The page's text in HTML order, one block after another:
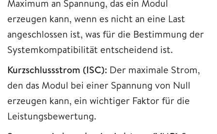
Maximum an Spannung, das ein Modul
erzeugen kann, wenn es nicht an eine Last
angeschlossen ist, was für die Bestimmung der
Systemkompatibilität entscheidend ist.
Kurzschlussstrom (ISC): Der maximale Strom,
den das Modul bei einer Spannung von Null
erzeugen kann, ein wichtiger Faktor für die
Leistungsbewertung.